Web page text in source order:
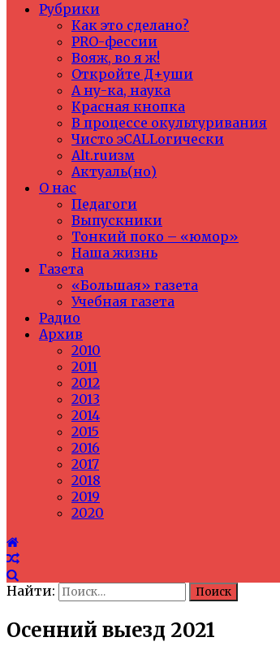
Рубрики
Как это сделано?
PRO-фессии
Вояж, во я ж!
Откройте Д+уши
А ну-ка, наука
Красная кнопка
В процессе окультуривания
Чисто эCALLогически
Alt.ruизм
Актуаль(но)
О нас
Педагоги
Выпускники
Тонкий поко – «юмор»
Наша жизнь
Газета
«Большая» газета
Учебная газета
Радио
Архив
2010
2011
2012
2013
2014
2015
2016
2017
2018
2019
2020
Найти:
Осенний выезд 2021